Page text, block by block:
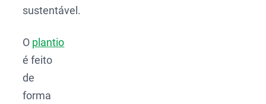
sustentável.
O plantio
é feito
de
forma